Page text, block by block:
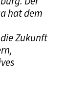
hat dem
Zukunft